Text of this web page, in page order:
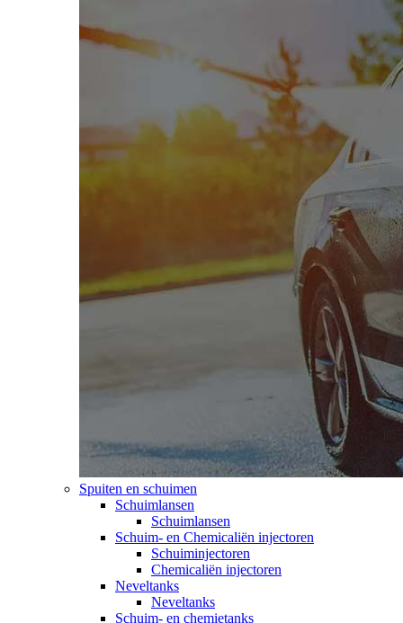
Spuiten en schuimen
Schuimlansen
Schuimlansen
Schuim- en Chemicaliën injectoren
Schuiminjectoren
Chemicaliën injectoren
Neveltanks
Neveltanks
Schuim- en chemietanks